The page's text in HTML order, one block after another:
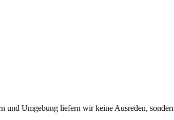
und Umgebung liefern wir keine Ausreden,